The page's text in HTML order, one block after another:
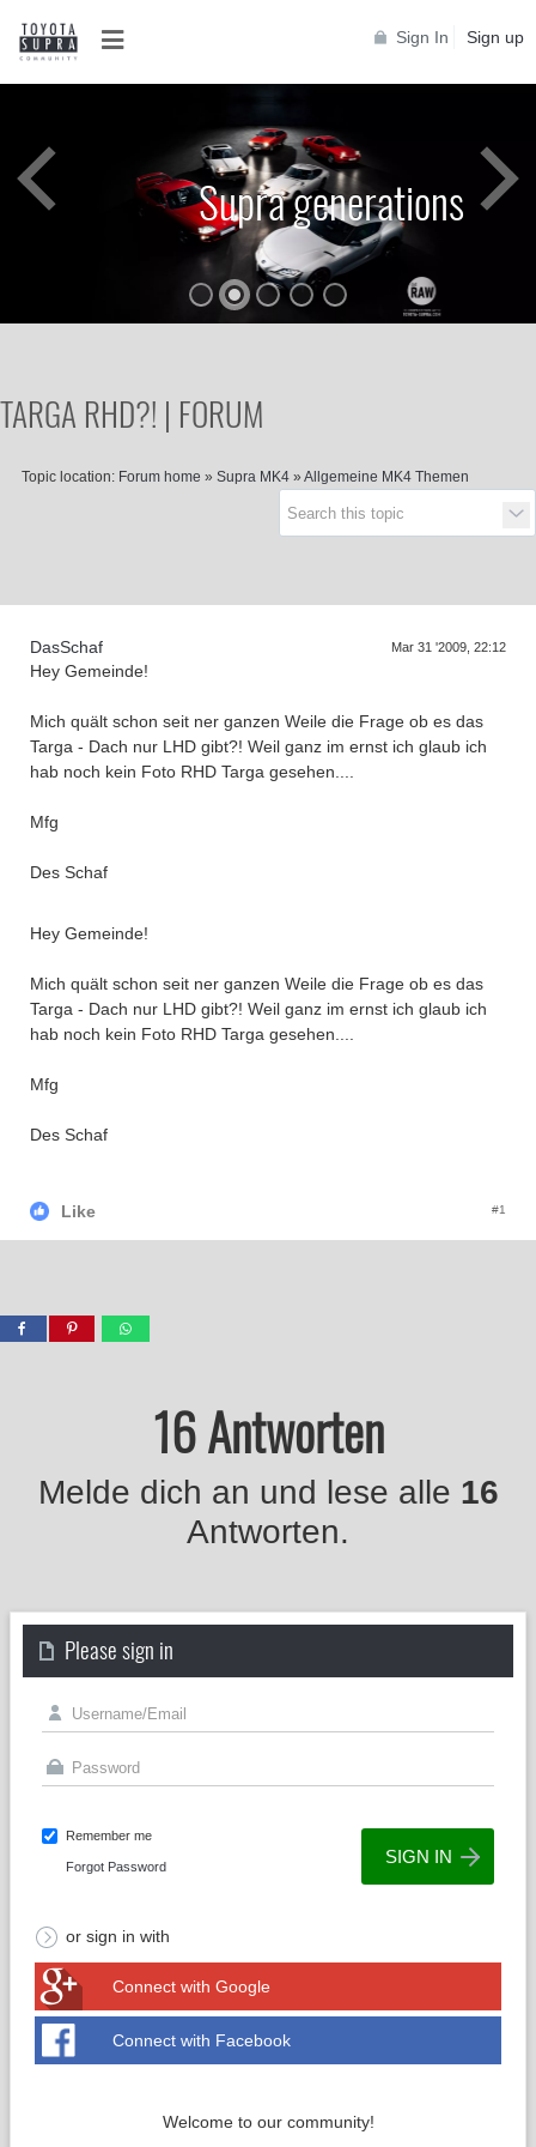
Sign In Sign up
generations
Supra generations
TARGA RHD?! | FORUM
Topic location: Forum home » Supra MK4 » Allgemeine MK4 Themen
DasSchaf Mar 31 '2009, 22:12
Hey Gemeinde!
Mich quält schon seit ner ganzen Weile die Frage ob es das
Targa - Dach nur LHD gibt?! Weil ganz im ernst ich glaub ich
hab noch kein Foto RHD Targa gesehen....
Mfg
Des Schaf
Hey Gemeinde!
Mich quält schon seit ner ganzen Weile die Frage ob es das
Targa - Dach nur LHD gibt?! Weil ganz im ernst ich glaub ich
hab noch kein Foto RHD Targa gesehen....
Mfg
Des Schaf
Like #1
16 Antworten
Melde dich an und lese alle 16
Antworten.
Please sign in
Remember me
Forgot Password
or sign in with
Connect with Google
Connect with Facebook
Welcome to our community!